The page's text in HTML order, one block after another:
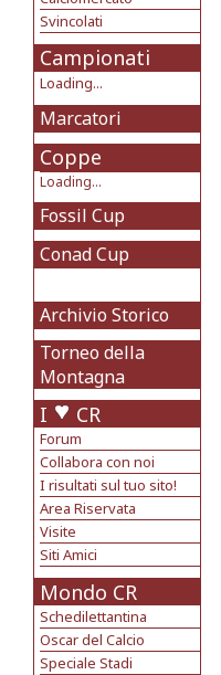
Svincolati
Campionati
Loading...
Marcatori
Coppe
Loading...
Fossil Cup
Conad Cup
Archivio Storico
Torneo della
Montagna
I CR
Forum
Collabora con noi
I risultati sul tuo sito!
Area Riservata
Visite
Siti Amici
Mondo CR
Schedilettantina
Oscar del Calcio
Speciale Stadi